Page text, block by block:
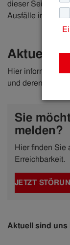
dieser Seite
Ausfälle im
Aktuelle
Hier informieren
und deren
Sie
melden?
Hier finden Sie
Erreichbarkeit.
JETZT
Aktuell sind uns